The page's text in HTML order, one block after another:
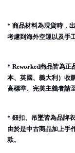
* 商品材料為現貨時，
考慮到海外空運以及手
* Reworked商品皆為正
本、英國、義大利）收
高標準、完美主義者請
* 鈕扣、吊墜皆為品牌
由於是中古商品加上手
款。